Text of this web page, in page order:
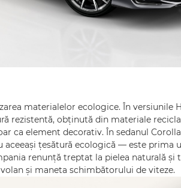
materialelor ecologice. În versiunile
rezistentă, obținută din materiale
ca element decorativ. În sedanul
aceeași țesătură ecologică — este prima
renunță treptat la pielea naturală
și maneta schimbătorului de viteze.